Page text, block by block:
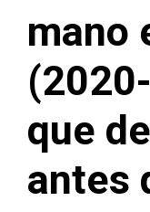
mano
que
antes